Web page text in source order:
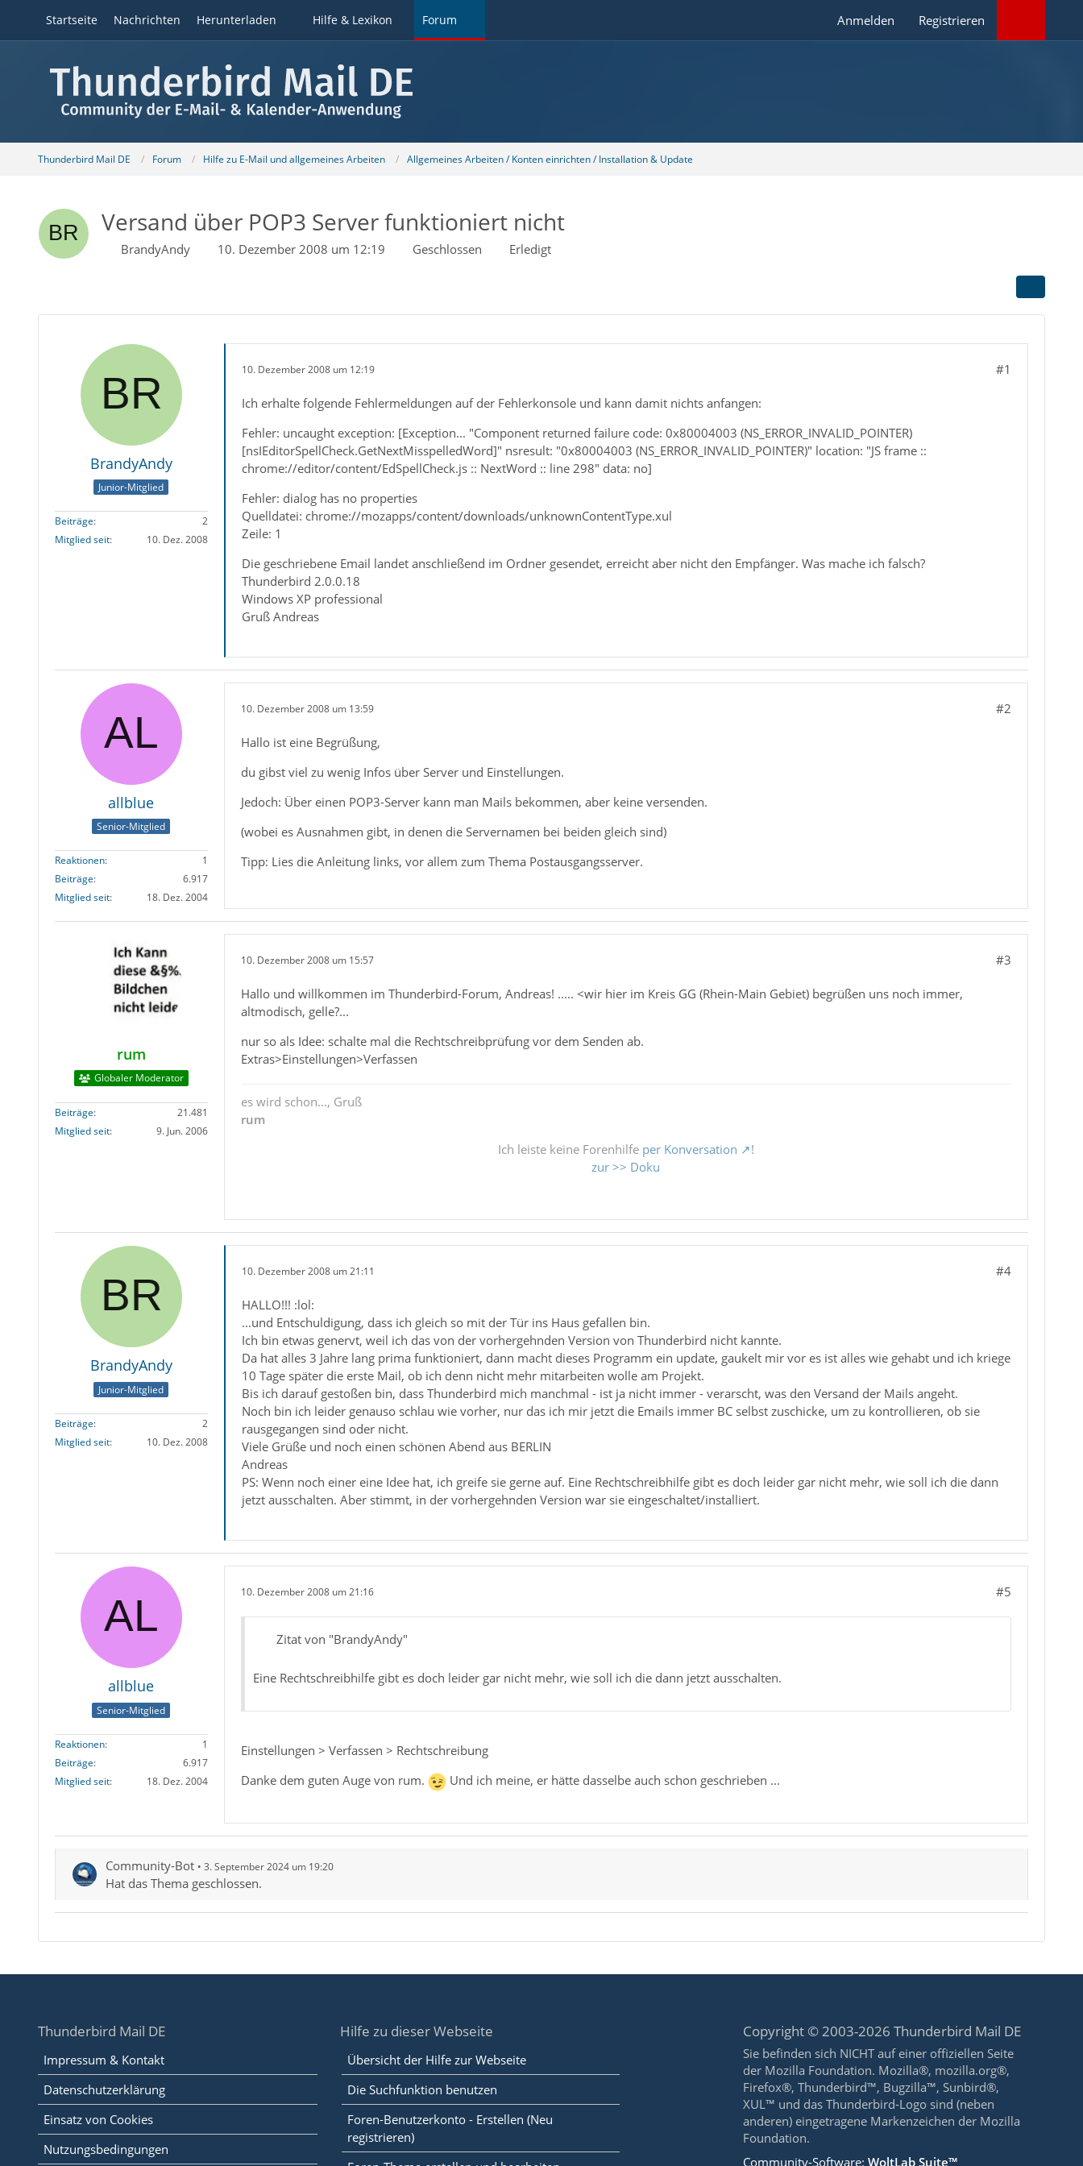
Startseite Nachrichten Herunterladen Hilfe & Lexikon Forum Anmelden Registrieren
Thunderbird Mail DE Forum Hilfe zu E-Mail und allgemeines Arbeiten Allgemeines Arbeiten / Konten einrichten / Installation & Update
Versand über POP3 Server funktioniert nicht
BrandyAndy 10. Dezember 2008 um 12:19 Geschlossen Erledigt
BrandyAndy
Junior-Mitglied
Beiträge
2
Mitglied seit
10. Dez. 2008
10. Dezember 2008 um 12:19 #1
Ich erhalte folgende Fehlermeldungen auf der Fehlerkonsole und kann damit nichts anfangen:
Fehler: uncaught exception: [Exception... "Component returned failure code: 0x80004003 (NS_ERROR_INVALID_POINTER)
[nsIEditorSpellCheck.GetNextMisspelledWord]" nsresult: "0x80004003 (NS_ERROR_INVALID_POINTER)" location: "JS frame ::
chrome://editor/content/EdSpellCheck.js :: NextWord :: line 298" data: no]
Fehler: dialog has no properties
Quelldatei: chrome://mozapps/content/downloads/unknownContentType.xul
Zeile: 1
Die geschriebene Email landet anschließend im Ordner gesendet, erreicht aber nicht den Empfänger. Was mache ich falsch?
Thunderbird 2.0.0.18
Windows XP professional
Gruß Andreas
allblue
Senior-Mitglied
Reaktionen
1
Beiträge
6.917
Mitglied seit
18. Dez. 2004
10. Dezember 2008 um 13:59 #2
Hallo ist eine Begrüßung,
du gibst viel zu wenig Infos über Server und Einstellungen.
Jedoch: Über einen POP3-Server kann man Mails bekommen, aber keine versenden.
(wobei es Ausnahmen gibt, in denen die Servernamen bei beiden gleich sind)
Tipp: Lies die Anleitung links, vor allem zum Thema Postausgangsserver.
rum
Globaler Moderator
Beiträge
21.481
Mitglied seit
9. Jun. 2006
10. Dezember 2008 um 15:57 #3
Hallo und willkommen im Thunderbird-Forum, Andreas! ..... <wir hier im Kreis GG (Rhein-Main Gebiet) begrüßen uns noch immer,
altmodisch, gelle?...
nur so als Idee: schalte mal die Rechtschreibprüfung vor dem Senden ab.
Extras>Einstellungen>Verfassen
es wird schon..., Gruß
rum
Ich leiste keine Forenhilfe per Konversation
!
zur >> Doku
BrandyAndy
Junior-Mitglied
Beiträge
2
Mitglied seit
10. Dez. 2008
10. Dezember 2008 um 21:11 #4
HALLO!!! :lol:
...und Entschuldigung, dass ich gleich so mit der Tür ins Haus gefallen bin.
Ich bin etwas genervt, weil ich das von der vorhergehnden Version von Thunderbird nicht kannte.
Da hat alles 3 Jahre lang prima funktioniert, dann macht dieses Programm ein update, gaukelt mir vor es ist alles wie gehabt und ich kriege
10 Tage später die erste Mail, ob ich denn nicht mehr mitarbeiten wolle am Projekt.
Bis ich darauf gestoßen bin, dass Thunderbird mich manchmal - ist ja nicht immer - verarscht, was den Versand der Mails angeht.
Noch bin ich leider genauso schlau wie vorher, nur das ich mir jetzt die Emails immer BC selbst zuschicke, um zu kontrollieren, ob sie
rausgegangen sind oder nicht.
Viele Grüße und noch einen schönen Abend aus BERLIN
Andreas
PS: Wenn noch einer eine Idee hat, ich greife sie gerne auf. Eine Rechtschreibhilfe gibt es doch leider gar nicht mehr, wie soll ich die dann
jetzt ausschalten. Aber stimmt, in der vorhergehnden Version war sie eingeschaltet/installiert.
allblue
Senior-Mitglied
Reaktionen
1
Beiträge
6.917
Mitglied seit
18. Dez. 2004
10. Dezember 2008 um 21:16 #5
Zitat von "BrandyAndy"
Eine Rechtschreibhilfe gibt es doch leider gar nicht mehr, wie soll ich die dann jetzt ausschalten.
Einstellungen > Verfassen > Rechtschreibung
Danke dem guten Auge von rum.
Und ich meine, er hätte dasselbe auch schon geschrieben ...
Community-Bot 3. September 2024 um 19:20
Hat das Thema geschlossen.
Thunderbird Mail DE
Impressum & Kontakt
Datenschutzerklärung
Einsatz von Cookies
Nutzungsbedingungen
Hilfe zu dieser Webseite
Übersicht der Hilfe zur Webseite
Die Suchfunktion benutzen
Foren-Benutzerkonto - Erstellen (Neu
registrieren)
Copyright © 2003-2026 Thunderbird Mail DE
Sie befinden sich NICHT auf einer offiziellen Seite
der Mozilla Foundation. Mozilla®, mozilla.org®,
Firefox®, Thunderbird™, Bugzilla™, Sunbird®,
XUL™ und das Thunderbird-Logo sind (neben
anderen) eingetragene Markenzeichen der Mozilla
Foundation.
Community-Software:WoltLab Suite™